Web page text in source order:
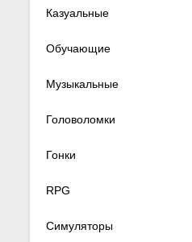
Казуальные
Обучающие
Музыкальные
Головоломки
Гонки
RPG
Симуляторы